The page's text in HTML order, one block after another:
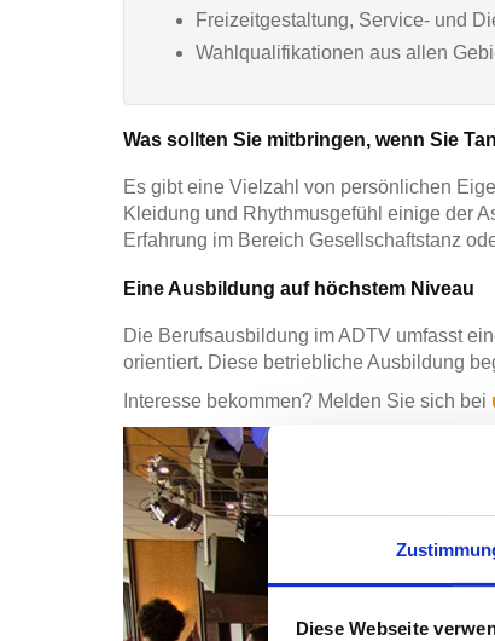
Diese Webseite
Freizeitgestaltung, Service- und
Wahlqualifikationen aus allen
Was sollten Sie mitbringen, wenn Sie
Es gibt eine Vielzahl von persönlichen
Kleidung und Rhythmusgefühl einige der
Erfahrung im Bereich Gesellschaftstanz
Eine Ausbildung auf höchstem Niveau
Die Berufsausbildung im ADTV umfasst
orientiert. Diese betriebliche Ausbildung
Interesse bekommen? Melden Sie sich bei